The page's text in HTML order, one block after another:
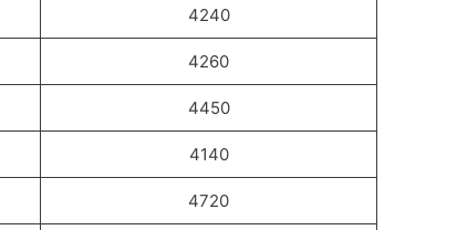
4240
4260
4450
4140
4720